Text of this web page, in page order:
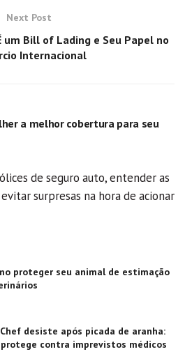
Next Post
um Bill of Lading e Seu Papel no
Internacional
a melhor cobertura para seu
de seguro auto, entender as
surpresas na hora de acionar
proteger seu animal de estimação
desiste após picada de aranha:
contra imprevistos médicos